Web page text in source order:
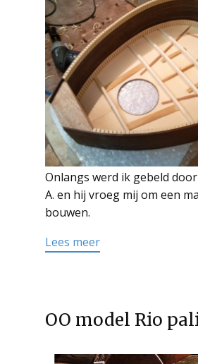
Onlangs werd ik gebeld
A. en hij vroeg mij om een
bouwen.
Lees meer
OO model Rio